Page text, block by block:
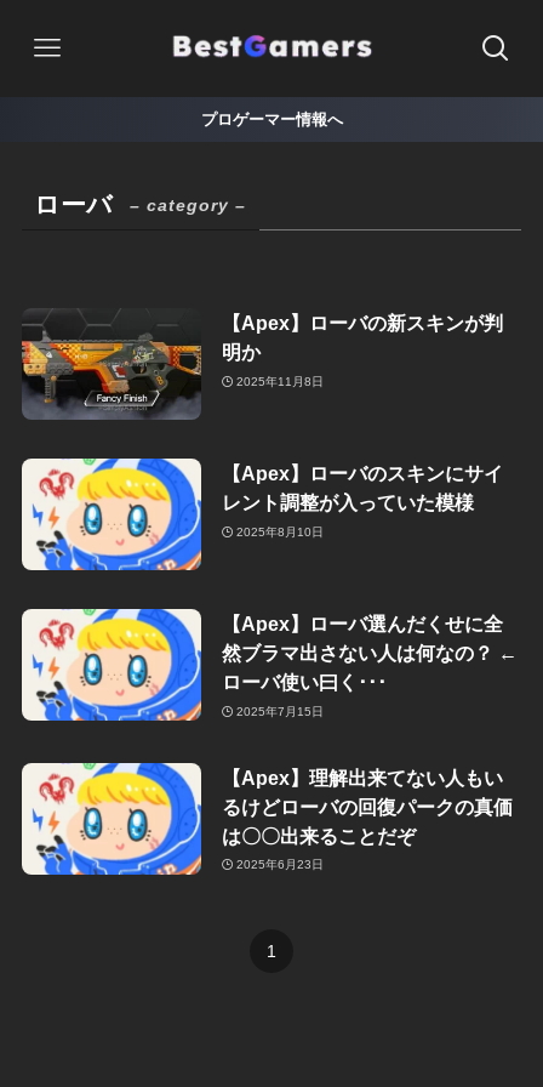
プロゲーマー情報へ
ローバ – category –
【Apex】ローバの新スキンが判
明か
2025年11月8日
【Apex】ローバのスキンにサイ
レント調整が入っていた模様
2025年8月10日
【Apex】ローバ選んだくせに全
然ブラマ出さない人は何なの？ ←
ローバ使い曰く･･･
2025年7月15日
【Apex】理解出来てない人もい
るけどローバの回復パークの真価
は〇〇出来ることだぞ
2025年6月23日
1